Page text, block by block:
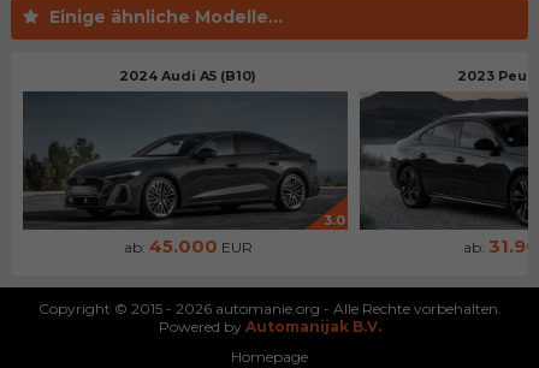
Einige ähnliche Modelle...
2024 Audi A5 (B10)
3.0
ab: 45.000 EUR
2023
ab:
Copyright © 2015 - 2026 automanie.org - Alle Rechte vorbehalten.
Powered by Automanijak B.V.
Homepage